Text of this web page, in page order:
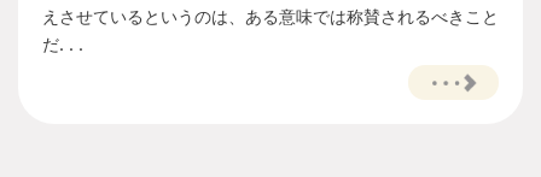
えさせているというのは、ある意味では称賛されるべきこと
だ. . .